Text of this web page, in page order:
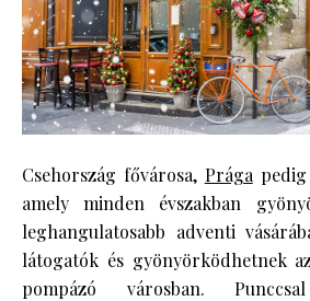
Csehország fővárosa, Prága
amely minden évszakban
leghangulatosabb adventi
látogatók és gyönyörködhetnek
pompázó városban.